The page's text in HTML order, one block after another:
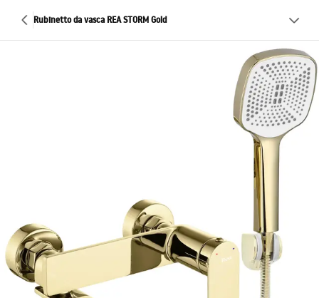
Rubinetto da vasca REA STORM Gold